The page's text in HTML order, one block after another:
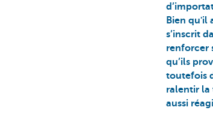
Bien qu'il
s’inscrit
renforcer
qu’ils
toutefois
ralentir la
aussi